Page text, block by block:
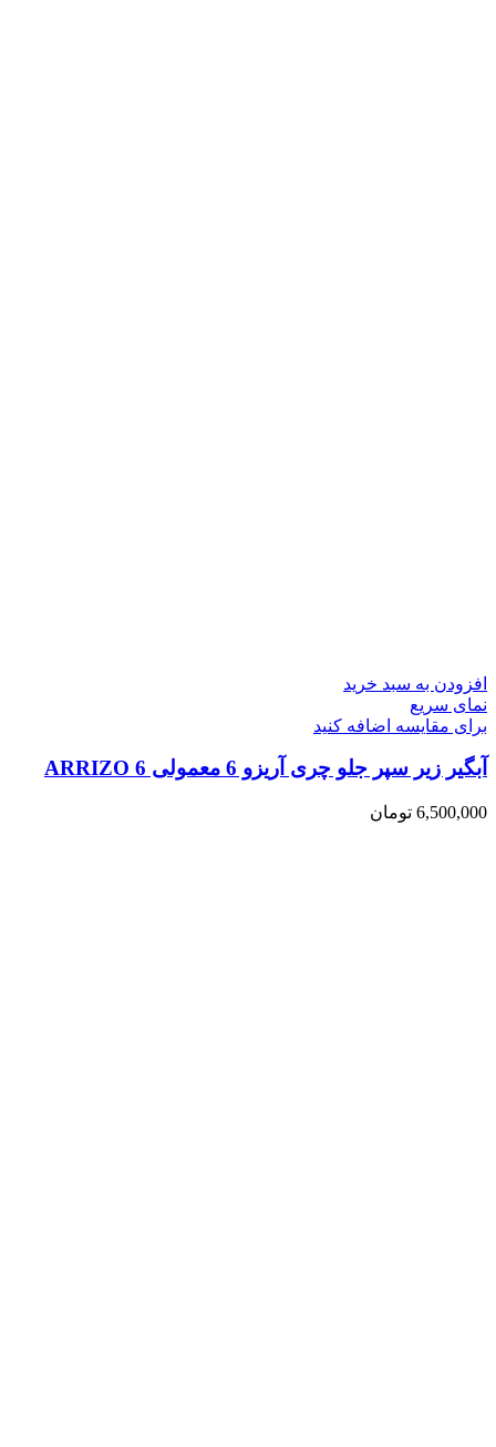
افزودن به سبد خرید
نمای سریع
برای مقایسه اضافه کنید
آبگیر زیر سپر جلو چری آریزو 6 معمولی ARRIZO 6
6,500,000 تومان